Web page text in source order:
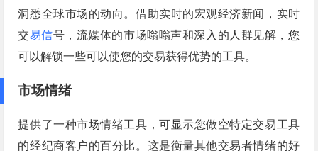
洞悉全球市场的动向。借助实时的宏观经济新闻，实时
交易信号，流媒体的市场嗡嗡声和深入的人群见解，您
可以解锁一些可以使您的交易获得优势的工具。
市场情绪
提供了一种市场情绪工具，可显示您做空特定交易工具
的经纪商客户的百分比。这是衡量其他交易者情绪的好